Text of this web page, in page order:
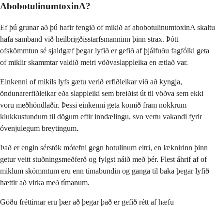
AbobotulinumtoxinA?
Ef þú grunar að þú hafir fengið of mikið af abobotulinumtoxinA skaltu
hafa samband við heilbrigðisstarfsmanninn þinn strax. Þótt
ofskömmtun sé sjaldgæf þegar lyfið er gefið af þjálfuðu fagfólki geta
of miklir skammtar valdið meiri vöðvaslappleika en ætlað var.
Einkenni of mikils lyfs gætu verið erfiðleikar við að kyngja,
öndunarerfiðleikar eða slappleiki sem breiðist út til vöðva sem ekki
voru meðhöndlaðir. Þessi einkenni geta komið fram nokkrum
klukkustundum til dögum eftir inndælingu, svo vertu vakandi fyrir
óvenjulegum breytingum.
Það er engin sérstök mótefni gegn botulinum eitri, en læknirinn þinn
getur veitt stuðningsmeðferð og fylgst náið með þér. Flest áhrif af of
miklum skömmtum eru enn tímabundin og ganga til baka þegar lyfið
hættir að virka með tímanum.
Góðu fréttirnar eru þær að þegar það er gefið rétt af hæfu